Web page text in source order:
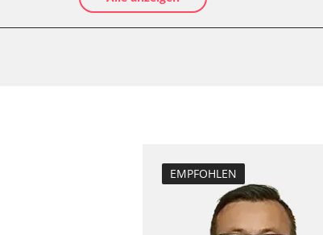
Differenzdruck
Einspritzdüsen
Elektronische
EMPFOHLEN